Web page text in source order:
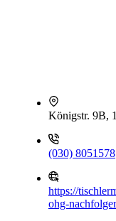
Königstr. 9B,
(030) 8051578
https://
ohg-